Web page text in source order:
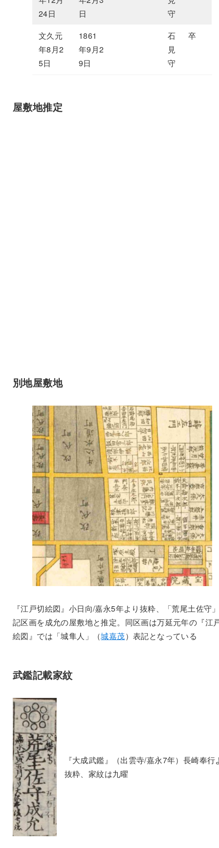
24日
日
守
文久元
年8月2
5日
1861
年9月2
9日
石
見
守
卒
屋敷地推定
別地屋敷地
『江戸切絵図』小日向/嘉永5年より抜粋、「荒尾土佐守
記区画を成允の屋敷地と推定。同区画は万延元年の『江
絵図』では「城隼人」（城嘉茂）表記となっている
武鑑記載家紋
『大成武鑑』（出雲寺/嘉永7年）長崎奉行
抜粋、家紋は九曜